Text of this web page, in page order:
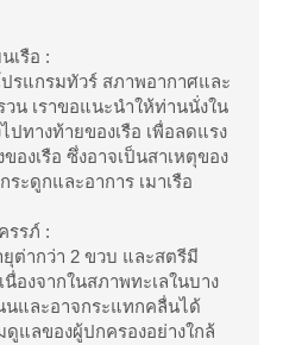
เรือ :
ปรแกรมทัวร์ สภาพอากาศและ
น เราขอแนะนำให้ท่านนั่งใน
ปทางท้ายของเรือ เพื่อลดแรง
องเรือ ซึ่งอาจเป็นสาเหตุของ
ะดูกและอาการ เมาเรือ
รรภ์ :
ยุต่ากว่า 2 ขวบ และสตรีมี
นื่องจากในสภาพทะเลในบาง
นและอาจกระแทกคลื่นได้
ดูแลของผู้ปกครองอย่างใกล้